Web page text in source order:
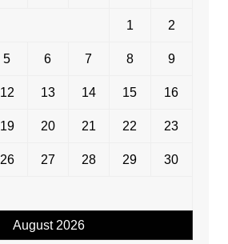
August 2026
1 2
5 6 7 8 9
12 13 14 15 16
19 20 21 22 23
26 27 28 29 30